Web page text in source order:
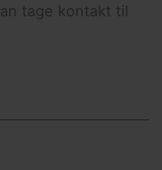
tage kontakt til